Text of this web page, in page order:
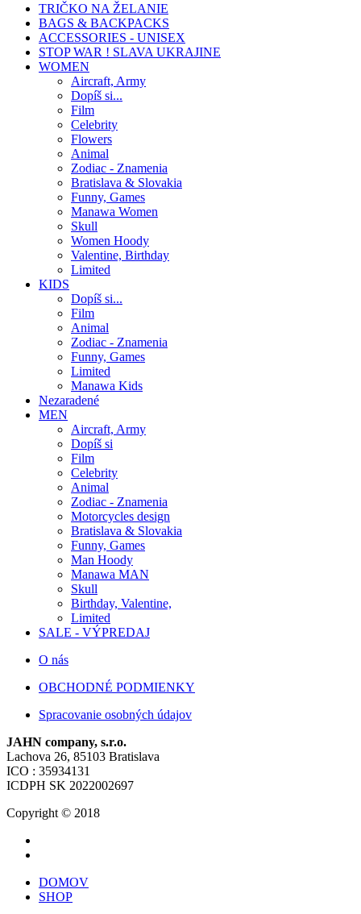
TRIČKO NA ŽELANIE
BAGS & BACKPACKS
ACCESSORIES - UNISEX
STOP WAR ! SLAVA UKRAJINE
WOMEN
Aircraft, Army
Dopíš si...
Film
Celebrity
Flowers
Animal
Zodiac - Znamenia
Bratislava & Slovakia
Funny, Games
Manawa Women
Skull
Women Hoody
Valentine, Birthday
Limited
KIDS
Dopíš si...
Film
Animal
Zodiac - Znamenia
Funny, Games
Limited
Manawa Kids
Nezaradené
MEN
Aircraft, Army
Dopíš si
Film
Celebrity
Animal
Zodiac - Znamenia
Motorcycles design
Bratislava & Slovakia
Funny, Games
Man Hoody
Manawa MAN
Skull
Birthday, Valentine,
Limited
SALE - VÝPREDAJ
O nás
OBCHODNÉ PODMIENKY
Spracovanie osobných údajov
JAHN company, s.r.o.
Lachova 26, 85103 Bratislava
ICO : 35934131
ICDPH SK 2022002697
Copyright © 2018
DOMOV
SHOP